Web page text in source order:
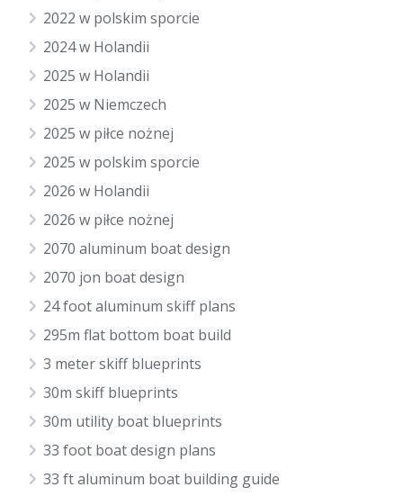
2022 w polskim sporcie
2024 w Holandii
2025 w Holandii
2025 w Niemczech
2025 w piłce nożnej
2025 w polskim sporcie
2026 w Holandii
2026 w piłce nożnej
2070 aluminum boat design
2070 jon boat design
24 foot aluminum skiff plans
295m flat bottom boat build
3 meter skiff blueprints
30m skiff blueprints
30m utility boat blueprints
33 foot boat design plans
33 ft aluminum boat building guide